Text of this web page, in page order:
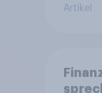
Artikel